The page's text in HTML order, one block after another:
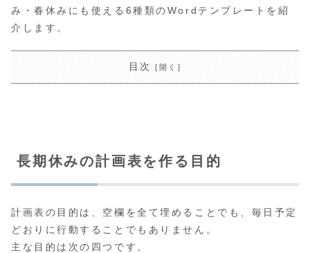
み・春休みにも使える6種類のWordテンプレートを紹
介します。
目次
長期休みの計画表を作る目的
計画表の目的は、空欄を全て埋めることでも、毎日予定
どおりに行動することでもありません。
主な目的は次の四つです。